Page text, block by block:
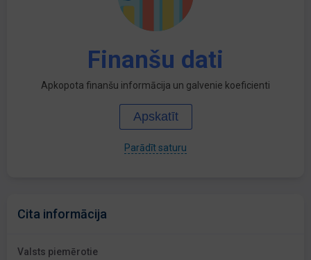
Finanšu dati
Apkopota finanšu informācija un galvenie koeficienti
Apskatīt
Parādīt saturu
Cita informācija
Valsts piemērotie